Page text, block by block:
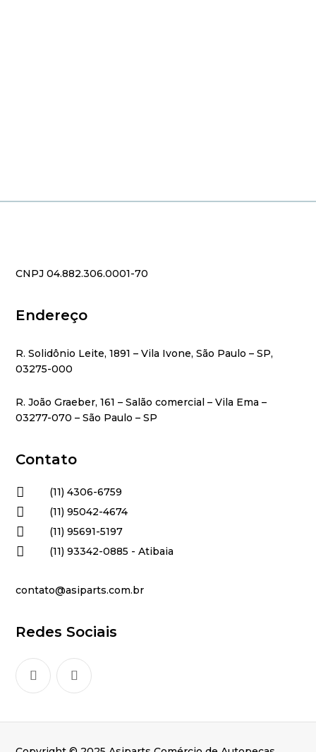
CNPJ 04.882.306.0001-70
Endereço
R. Solidônio Leite, 1891 – Vila Ivone, São Paulo – SP,
03275-000
R. João Graeber, 161 – Salão comercial – Vila Ema –
03277-070 – São Paulo – SP
Contato
 (11) 4306-6759
 (11) 95042-4674
 (11) 95691-5197
 (11) 93342-0885 - Atibaia
contato@asiparts.com.br
Redes Sociais